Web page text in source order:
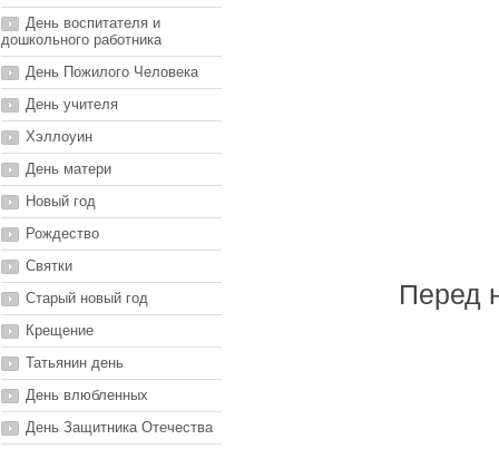
День воспитателя и
дошкольного работника
День Пожилого Человека
День учителя
Хэллоуин
День матери
Новый год
Рождество
Святки
Старый новый год
Крещение
Татьянин день
День влюбленных
День Защитника Отечества
Перед